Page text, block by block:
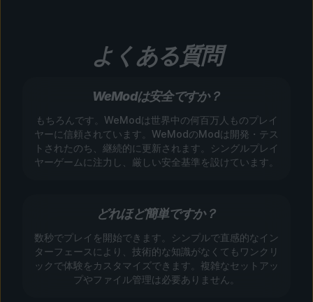
よくある質問
WeModは安全ですか？
もちろんです。WeModは世界中の何百万人ものプレイ
ヤーに信頼されています。WeModのModは開発・テス
トされたのち、継続的に更新されます。シングルプレイ
ヤーゲームに注力し、厳しい安全基準を設けています。
どれほど簡単ですか？
数秒でプレイを開始できます。シンプルで直感的なイン
ターフェースにより、技術的な知識がなくてもワンクリ
ックで体験をカスタマイズできます。複雑なセットアッ
プやファイル管理は必要ありません。